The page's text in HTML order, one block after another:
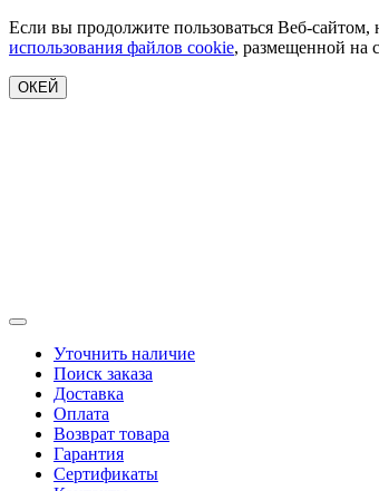
Если вы продолжите пользоваться Веб-
использования файлов cookie, размещенной на
ОКЕЙ
Уточнить наличие
Поиск заказа
Доставка
Оплата
Возврат товара
Гарантия
Сертификаты